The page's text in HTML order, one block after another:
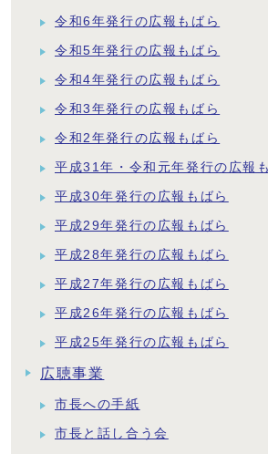
令和6年発行の広報もばら
令和5年発行の広報もばら
令和4年発行の広報もばら
令和3年発行の広報もばら
令和2年発行の広報もばら
平成31年・令和元年発行の広報
平成30年発行の広報もばら
平成29年発行の広報もばら
平成28年発行の広報もばら
平成27年発行の広報もばら
平成26年発行の広報もばら
平成25年発行の広報もばら
広聴事業
市長への手紙
市長と話し合う会